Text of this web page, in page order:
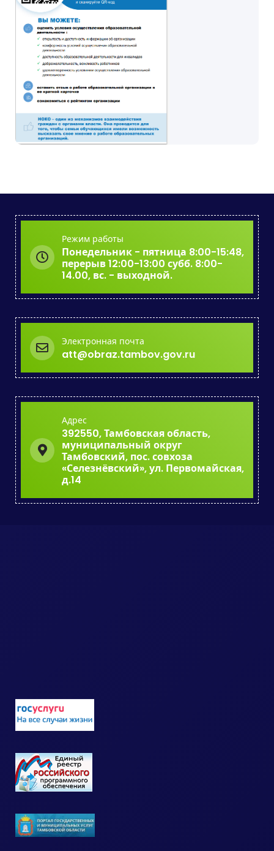
Режим работы
Понедельник - пятница 8:00-15:48,
перерыв 12:00-13:00 субб. 8:00-
14.00, вс. - выходной.
Электронная почта
att@obraz.tambov.gov.ru
Адрес
392550, Тамбовская область,
муниципальный округ
Тамбовский, пос. совхоза
«Селезнёвский», ул. Первомайская,
д.14